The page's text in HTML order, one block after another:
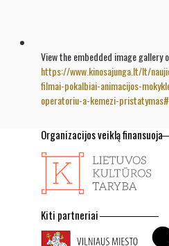
View the embedded image gallery
https://www.kinosajunga.lt/lt/
filmai-pokalbiai-animacijos-
operatoriu-a-kemezi-
Organizacijos veiklą finansuoja
Kiti partneriai